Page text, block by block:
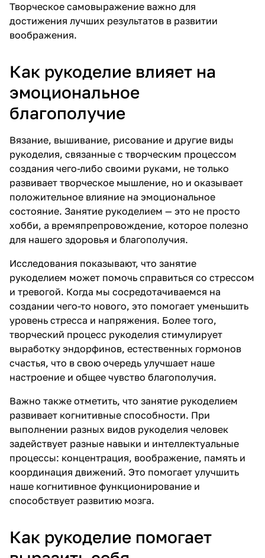
Творческое самовыражение важно для
достижения лучших результатов в развитии
воображения.
Как рукоделие влияет на
эмоциональное
благополучие
Вязание, вышивание, рисование и другие виды
рукоделия, связанные с творческим процессом
создания чего-либо своими руками, не только
развивает творческое мышление, но и оказывает
положительное влияние на эмоциональное
состояние. Занятие рукоделием — это не просто
хобби, а времяпрепровождение, которое полезно
для нашего здоровья и благополучия.
Исследования показывают, что занятие
рукоделием может помочь справиться со стрессом
и тревогой. Когда мы сосредотачиваемся на
создании чего-то нового, это помогает уменьшить
уровень стресса и напряжения. Более того,
творческий процесс рукоделия стимулирует
выработку эндорфинов, естественных гормонов
счастья, что в свою очередь улучшает наше
настроение и общее чувство благополучия.
Важно также отметить, что занятие рукоделием
развивает когнитивные способности. При
выполнении разных видов рукоделия человек
задействует разные навыки и интеллектуальные
процессы: концентрация, воображение, память и
координация движений. Это помогает улучшить
наше когнитивное функционирование и
способствует развитию мозга.
Как рукоделие помогает